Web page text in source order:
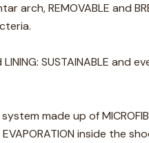
arch, REMOVABLE and
SUSTAINABLE and
system made up of
inside the